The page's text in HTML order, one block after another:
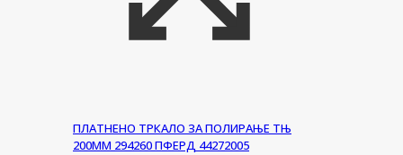
ПЛАТНЕНО ТРКАЛО ЗА ПОЛИРАЊЕ ТЊ
200ММ 294260 ПФЕРД 44272005